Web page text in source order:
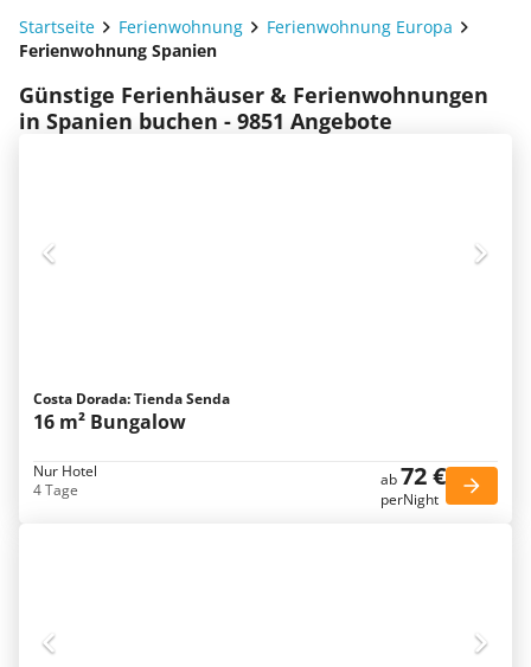
Startseite Ferienwohnung
Ferienwohnung Europa
Ferienwohnung Spanien
Günstige Ferienhäuser & Ferienwohnungen
in Spanien buchen - 9851 Angebote
Costa Dorada: Tienda Senda
16 m² Bungalow
Nur Hotel
4 Tage
ab72 €
perNight